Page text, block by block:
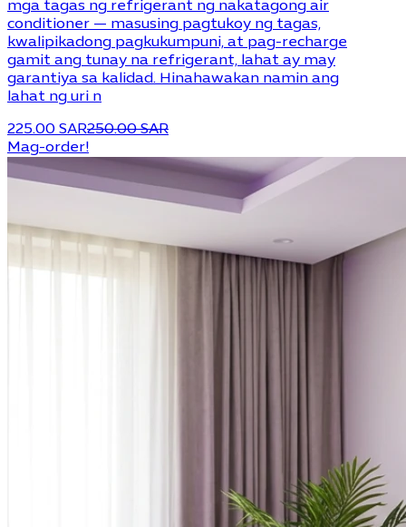
mga tagas ng refrigerant ng nakatagong air
conditioner — masusing pagtukoy ng tagas,
kwalipikadong pagkukumpuni, at pag-recharge
gamit ang tunay na refrigerant, lahat ay may
garantiya sa kalidad. Hinahawakan namin ang
lahat ng uri n
225.00 SAR250.00 SAR
Mag-order!